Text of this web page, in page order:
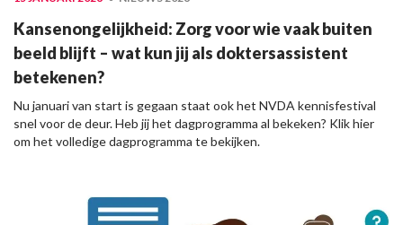
Kansenongelijkheid: Zorg voor wie vaak buiten
beeld blijft – wat kun jij als doktersassistent
betekenen?
Nu januari van start is gegaan staat ook het NVDA kennisfestival
snel voor de deur. Heb jij het dagprogramma al bekeken? Klik hier
om het volledige dagprogramma te bekijken.